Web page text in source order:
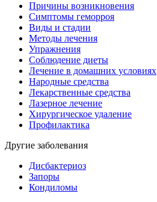
Причины возникновения
Симптомы геморроя
Виды и стадии
Методы лечения
Упражнения
Соблюдение диеты
Лечение в домашних условиях
Народные средства
Лекарственные средства
Лазерное лечение
Хирургическое удаление
Профилактика
Другие заболевания
Дисбактериоз
Запоры
Кондиломы